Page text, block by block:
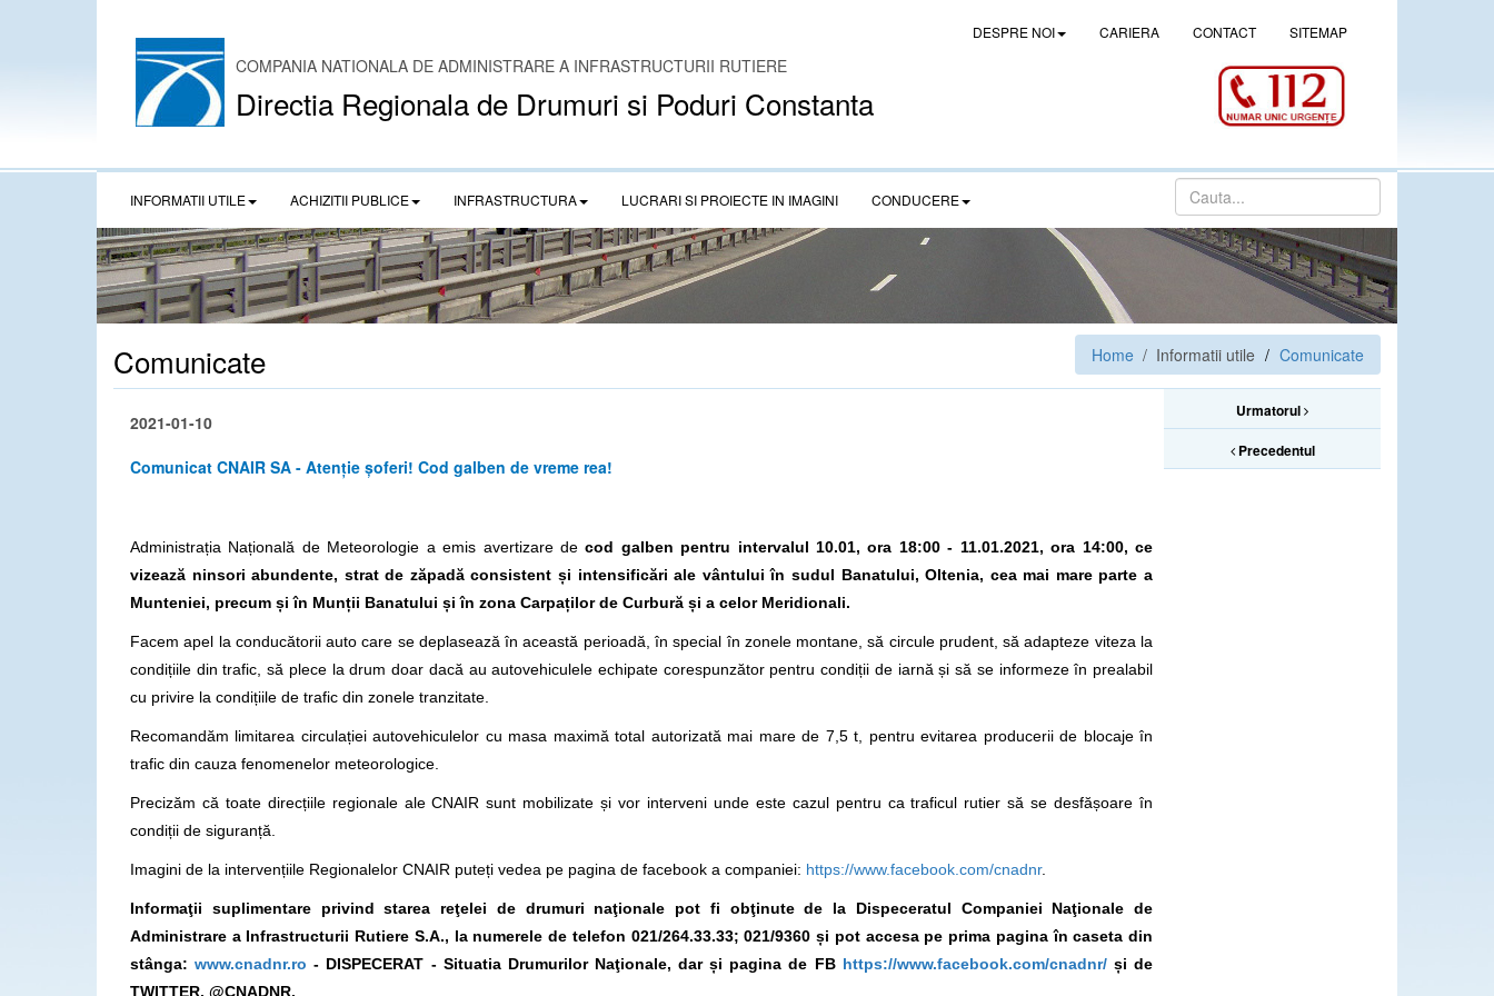
DESPRE NOI CARIERA CONTACT SITEMAP
COMPANIA NATIONALA DE ADMINISTRARE A INFRASTRUCTURII RUTIERE
Directia Regionala de Drumuri si Poduri Constanta
INFORMATII UTILE ACHIZITII PUBLICE INFRASTRUCTURA LUCRARI SI PROIECTE IN IMAGINI CONDUCERE
Comunicate Home / Informatii utile Comunicate
Urmatorul
Precedentul
2021-01-10
Comunicat CNAIR SA - Atenție șoferi! Cod galben de vreme rea!
Administrația Națională de Meteorologie a emis avertizare decod galben pentru intervalul 10.01, ora 18:00 - 11.01.2021, ora 14:00, ce
vizează ninsori abundente, strat de zăpadă consistent și intensificări ale vântului în sudul Banatului, Oltenia, cea mai mare parte a
Munteniei, precum și în Munții Banatului și în zona Carpaților de Curbură și a celor Meridionali.
Facem apel la conducătorii auto care se deplasează în această perioadă, în special în zonele montane, să circule prudent, să adapteze viteza la
condițiile din trafic, să plece la drum doar dacă au autovehiculele echipate corespunzător pentru condiții de iarnă și să se informeze în prealabil
cu privire la condițiile de trafic din zonele tranzitate.
Recomandăm limitarea circulației autovehiculelor cu masa maximă total autorizată mai mare de 7,5 t, pentru evitarea producerii de blocaje în
trafic din cauza fenomenelor meteorologice.
Precizăm că toate direcțiile regionale ale CNAIR sunt mobilizate și vor interveni unde este cazul pentru ca traficul rutier să se desfășoare în
condiții de siguranță.
Imagini de la intervențiile Regionalelor CNAIR puteți vedea pe pagina de facebook a companiei: https://www.facebook.com/cnadnr.
Informaţii suplimentare privind starea reţelei de drumuri naţionale pot fi obţinute de la Dispeceratul Companiei Naţionale de
Administrare a Infrastructurii Rutiere S.A., la numerele de telefon 021/264.33.33; 021/9360 și pot accesa pe prima pagina în caseta din
stânga:www.cnadnr.ro - DISPECERAT - Situatia Drumurilor Naţionale, dar și pagina de FB https://www.facebook.com/cnadnr/și de
TWITTER, @CNADNR.